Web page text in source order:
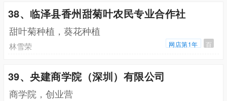
38、临泽县香州甜菊叶农民专业合作社
甜叶菊种植，葵花种植
林雪荣 网店第1年 百
39、央建商学院（深圳）有限公司
商学院，创业营